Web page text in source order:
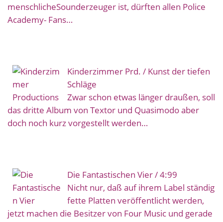
menschlicheSounderzeuger ist, dürften allen Police
Academy- Fans…
Kinderzimmer Prd. / Kunst der tiefen
Schläge
Zwar schon etwas länger draußen, soll
das dritte Album von Textor und Quasimodo aber
doch noch kurz vorgestellt werden…
Die Fantastischen Vier / 4:99
Nicht nur, daß auf ihrem Label ständig
fette Platten veröffentlicht werden,
jetzt machen die Besitzer von Four Music und gerade